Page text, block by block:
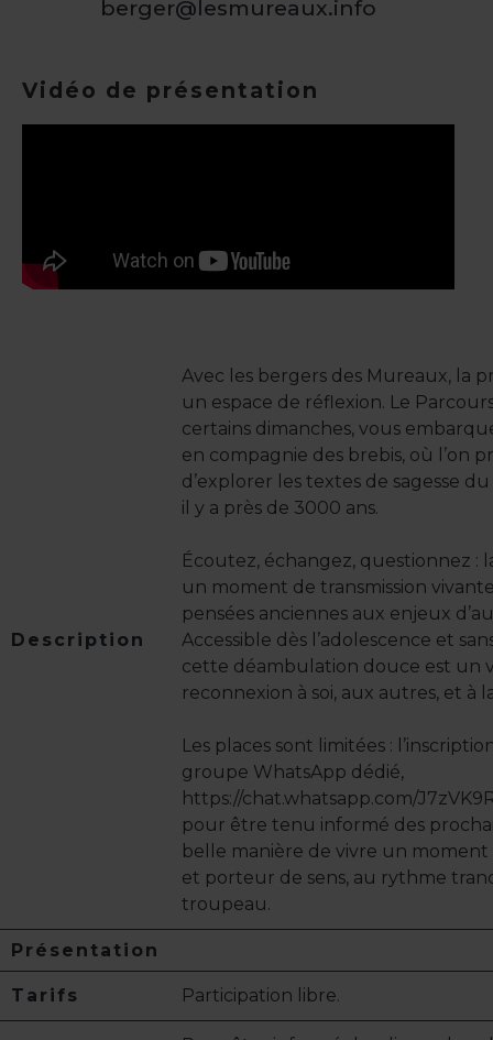
berger@lesmureaux.info
Vidéo de présentation
Description
Avec les bergers des Mureaux, la
un espace de réflexion. Le
certains dimanches, vous
en compagnie des brebis, où l’on
d’explorer les textes de sagesse
il y a près de 3000 ans.
Écoutez, échangez, questionnez :
un moment de transmission
pensées anciennes aux enjeux
Accessible dès l’adolescence et
cette déambulation douce est un
reconnexion à soi, aux autres, et à
Les places sont limitées :
groupe WhatsApp dédié,
https://chat.whatsapp.com/
pour être tenu informé des
belle manière de vivre un moment
et porteur de sens, au rythme
troupeau.
Présentation
Tarifs Participation libre.